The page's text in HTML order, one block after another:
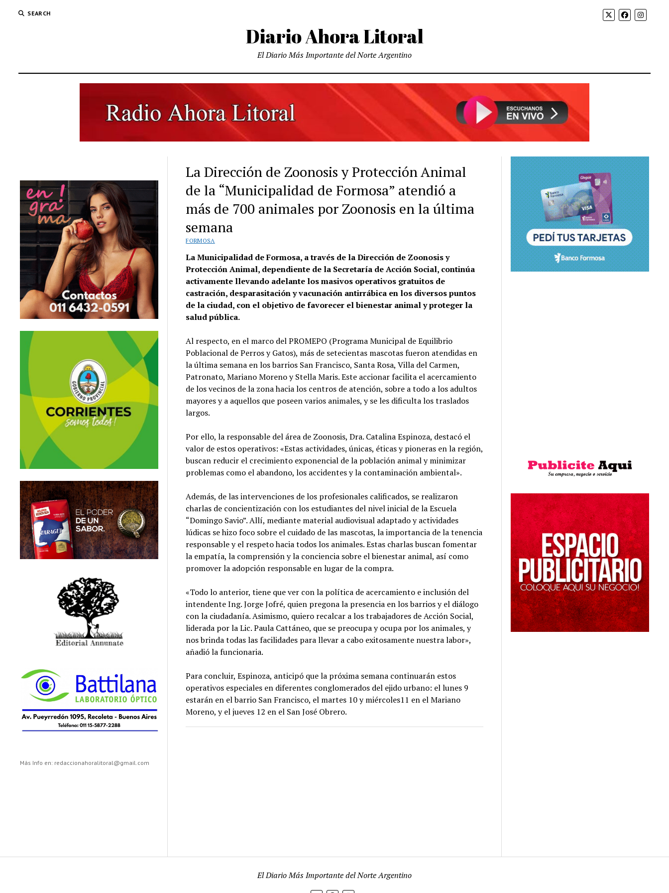
SEARCH
Diario Ahora Litoral
El Diario Más Importante del Norte Argentino
Más Info en: redaccionahoralitoral@gmail.com
La Dirección de Zoonosis y Protección Animal
de la “Municipalidad de Formosa” atendió a
más de 700 animales por Zoonosis en la última
semana
FORMOSA
La Municipalidad de Formosa, a través de la Dirección de Zoonosis y
Protección Animal, dependiente de la Secretaría de Acción Social, continúa
activamente llevando adelante los masivos operativos gratuitos de
castración, desparasitación y vacunación antirrábica en los diversos puntos
de la ciudad, con el objetivo de favorecer el bienestar animal y proteger la
salud pública.
Al respecto, en el marco del PROMEPO (Programa Municipal de Equilibrio
Poblacional de Perros y Gatos), más de setecientas mascotas fueron atendidas en
la última semana en los barrios San Francisco, Santa Rosa, Villa del Carmen,
Patronato, Mariano Moreno y Stella Maris. Este accionar facilita el acercamiento
de los vecinos de la zona hacia los centros de atención, sobre a todo a los adultos
mayores y a aquellos que poseen varios animales, y se les dificulta los traslados
largos.
Por ello, la responsable del área de Zoonosis, Dra. Catalina Espinoza, destacó el
valor de estos operativos: «Estas actividades, únicas, éticas y pioneras en la región,
buscan reducir el crecimiento exponencial de la población animal y minimizar
problemas como el abandono, los accidentes y la contaminación ambiental».
Además, de las intervenciones de los profesionales calificados, se realizaron
charlas de concientización con los estudiantes del nivel inicial de la Escuela
“Domingo Savio”. Allí, mediante material audiovisual adaptado y actividades
lúdicas se hizo foco sobre el cuidado de las mascotas, la importancia de la tenencia
responsable y el respeto hacia todos los animales. Estas charlas buscan fomentar
la empatía, la comprensión y la conciencia sobre el bienestar animal, así como
promover la adopción responsable en lugar de la compra.
«Todo lo anterior, tiene que ver con la política de acercamiento e inclusión del
intendente Ing. Jorge Jofré, quien pregona la presencia en los barrios y el diálogo
con la ciudadanía. Asimismo, quiero recalcar a los trabajadores de Acción Social,
liderada por la Lic. Paula Cattáneo, que se preocupa y ocupa por los animales, y
nos brinda todas las facilidades para llevar a cabo exitosamente nuestra labor»,
añadió la funcionaria.
Para concluir, Espinoza, anticipó que la próxima semana continuarán estos
operativos especiales en diferentes conglomerados del ejido urbano: el lunes 9
estarán en el barrio San Francisco, el martes 10 y miércoles11 en el Mariano
Moreno, y el jueves 12 en el San José Obrero.
El Diario Más Importante del Norte Argentino